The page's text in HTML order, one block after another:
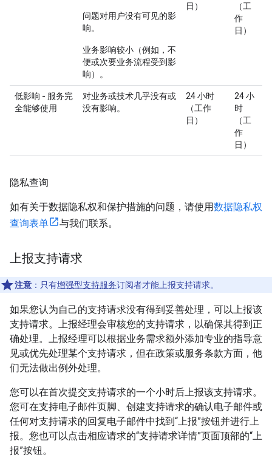
问题对用户没有可见的影
响。
业务影响较小（例如，不
便或次要业务流程受到影
响）。
日）
（工
作
日）
低影响 - 服务完
全能够使用
对业务或技术几乎没有或
没有影响。
24 小时
（工作
日）
24 小
时
（工
作
日）
隐私查询
如有关于数据隐私权和保护措施的问题，请使用数据隐私权
查询表单
与我们联系。
上报支持请求
注意 ：只有增强型支持服务订阅者才能上报支持请求。
如果您认为自己的支持请求没有得到妥善处理，可以上报该
支持请求。上报经理会审核您的支持请求，以确保其得到正
确处理。上报经理可以根据业务需求额外添加专业的指导意
见或优先处理某个支持请求，但在政策或服务条款方面，他
们无法做出例外处理。
您可以在首次提交支持请求的一个小时后上报该支持请求。
您可在支持电子邮件页脚、创建支持请求的确认电子邮件或
任何对支持请求的回复电子邮件中找到“上报”按钮并进行上
报。您也可以点击相应请求的“支持请求详情”页面顶部的“上
报”按钮。